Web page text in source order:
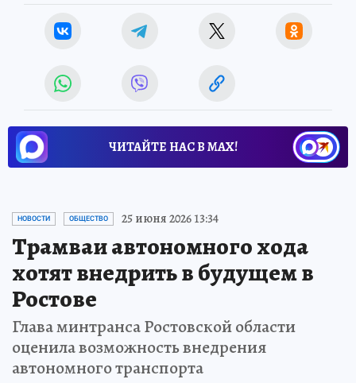
ЧИТАЙТЕ НАС В МАХ!
НОВОСТИ ОБЩЕСТВО 25 июня 2026 13:34
Трамваи автономного хода
хотят внедрить в будущем в
Ростове
Глава минтранса Ростовской области
оценила возможность внедрения
автономного транспорта